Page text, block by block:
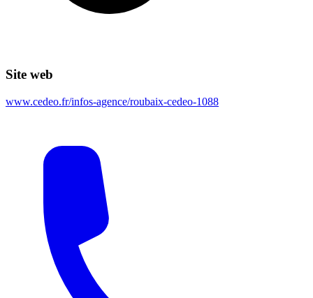
Site web
www.cedeo.fr/infos-agence/roubaix-cedeo-1088